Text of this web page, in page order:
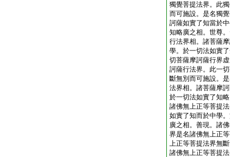
獨覺菩提法界。此
而可施設。是名獨
訶薩如實了知當於
知略廣之相。世尊
行法界相。諸菩薩
學。於一切法如實
切菩薩摩訶薩行界
訶薩行法界。此一
斷無別而可施設。
法界相。諸菩薩摩
於一切法如實了知
諸佛無上正等菩提
如實了知而於中學
廣之相。善現。諸
界是名諸佛無上正
上正等菩提法界無
諸佛無上正等菩提